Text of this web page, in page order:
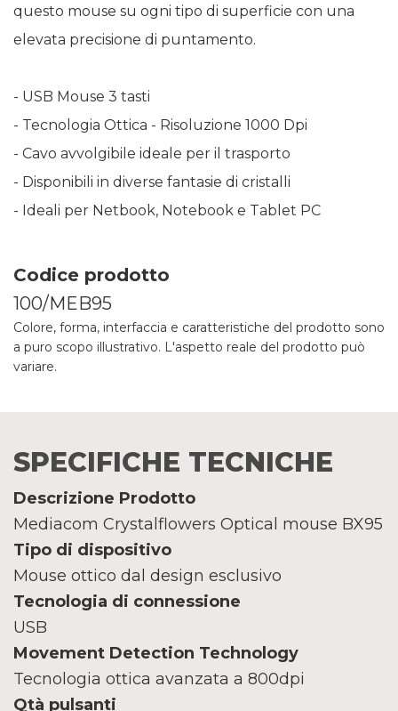
questo mouse su ogni tipo di superficie con una
elevata precisione di puntamento.
- USB Mouse 3 tasti
- Tecnologia Ottica - Risoluzione 1000 Dpi
- Cavo avvolgibile ideale per il trasporto
- Disponibili in diverse fantasie di cristalli
- Ideali per Netbook, Notebook e Tablet PC
Codice prodotto
100/MEB95
Colore, forma, interfaccia e caratteristiche del prodotto sono
a puro scopo illustrativo. L'aspetto reale del prodotto può
variare.
SPECIFICHE TECNICHE
Descrizione Prodotto
Mediacom Crystalflowers Optical mouse BX95
Tipo di dispositivo
Mouse ottico dal design esclusivo
Tecnologia di connessione
USB
Movement Detection Technology
Tecnologia ottica avanzata a 800dpi
Qtà pulsanti